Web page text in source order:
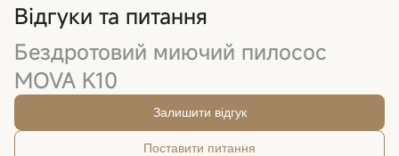
Відгуки та питання
Бездротовий миючий пилосос
MOVA K10
Залишити відгук
Поставити питання